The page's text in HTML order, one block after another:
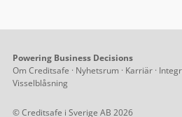
Powering Business Decisions
Om Creditsafe · Nyhetsrum · Karriär·
Visselblåsning
© Creditsafe i Sverige AB 2026